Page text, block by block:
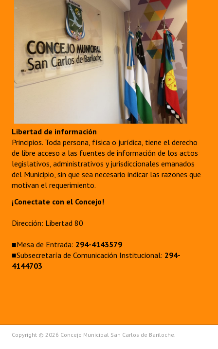
Libertad de información
Principios. Toda persona, física o jurídica, tiene el derecho
de libre acceso a las fuentes de información de los actos
legislativos, administrativos y jurisdiccionales emanados
del Municipio, sin que sea necesario indicar las razones que
motivan el requerimiento.
¡Conectate con el Concejo!
Dirección: Libertad 80
■Mesa de Entrada: 294-4143579
■Subsecretaría de Comunicación Institucional: 294-
4144703
Copyright © 2026 Concejo Municipal San Carlos de Bariloche.